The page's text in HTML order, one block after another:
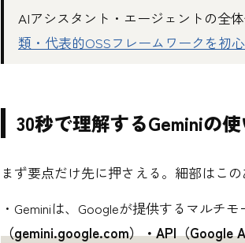
AIアシスタント・エージェントの全
類・代表的OSSフレームワークを初
30秒で理解するGeminiの
まず要点だけ先に押さえる。細部はこ
・Geminiは、Googleが提供するマルチ
（gemini.google.com）・API（Google